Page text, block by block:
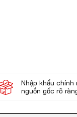
Nhập khẩu chính
nguồn gốc rõ